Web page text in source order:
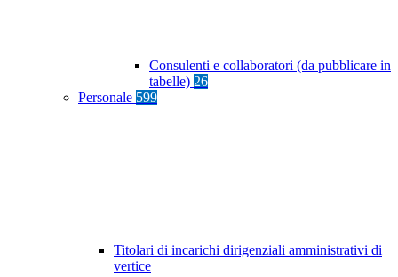
Consulenti e collaboratori (da pubblicare in
tabelle) 26
Personale 599
Titolari di incarichi dirigenziali amministrativi di
vertice